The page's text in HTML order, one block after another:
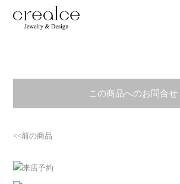
この商品へのお問合せ
<<前の商品